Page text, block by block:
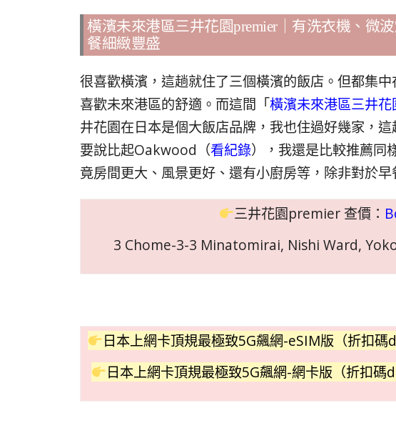
橫濱未來港區三井花園premier｜有洗衣機、微
餐細緻豐盛
很喜歡橫濱，這趟就住了三個橫濱的飯店。但都集
喜歡未來港區的舒適。而這間「橫濱未來港區三井
井花園在日本是個大飯店品牌，我也住過好幾家，
要說比起Oakwood（看紀錄），我還是比較推薦同
竟房間更大、風景更好、還有小廚房等，除非對於早
三井花園premier 查價：
3 Chome-3-3 Minatomirai, Nishi Ward,
日本上網卡頂規最極致5G飆網-eSIM版（折扣碼
日本上網卡頂規最極致5G飆網-網卡版（折扣碼